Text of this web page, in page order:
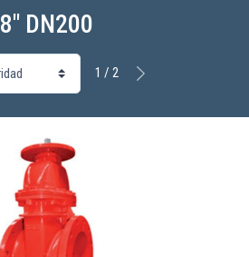
8" DN200
1 / 2